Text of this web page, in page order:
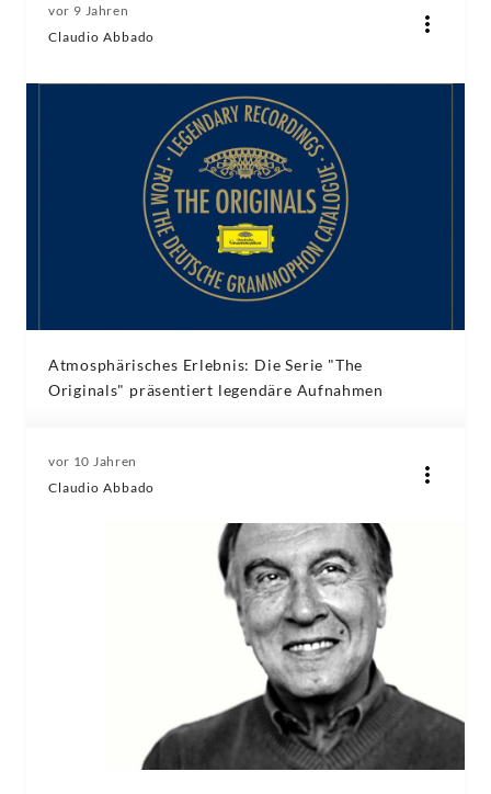
vor 9 Jahren
Claudio Abbado
Atmosphärisches Erlebnis: Die Serie "The
Originals" präsentiert legendäre Aufnahmen
vor 10 Jahren
Claudio Abbado